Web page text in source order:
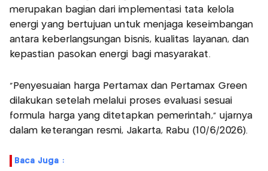
merupakan bagian dari implementasi tata kelola
energi yang bertujuan untuk menjaga keseimbangan
antara keberlangsungan bisnis, kualitas layanan, dan
kepastian pasokan energi bagi masyarakat.
"Penyesuaian harga Pertamax dan Pertamax Green
dilakukan setelah melalui proses evaluasi sesuai
formula harga yang ditetapkan pemerintah," ujarnya
dalam keterangan resmi, Jakarta, Rabu (10/6/2026).
Baca Juga :